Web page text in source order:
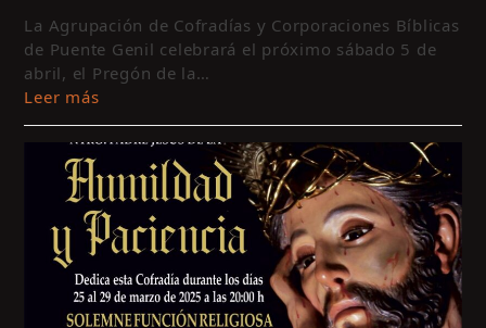
La Agrupación de Cofradías y Corporaciones Bíblicas
de Puente Genil celebrará el próximo sábado 5 de
abril, el Pregón de la…
Leer más